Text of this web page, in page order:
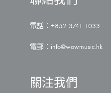
電話：+852 3741 1033
電郵： info@wowmusic.hk
關注我們